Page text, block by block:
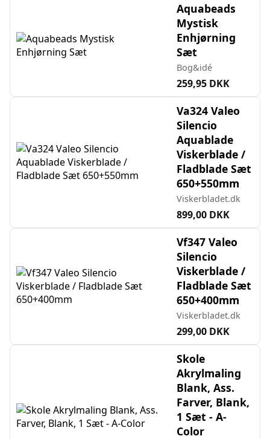
Aquabeads
Mystisk
Enhjørning
Sæt
Bog&idé
259,95 DKK
Va324 Valeo
Silencio
Aquablade
Viskerblade /
Fladblade Sæt
650+550mm
Viskerbladet.dk
899,00 DKK
Vf347 Valeo
Silencio
Viskerblade /
Fladblade Sæt
650+400mm
Viskerbladet.dk
299,00 DKK
Skole
Akrylmaling
Blank, Ass.
Farver, Blank,
1 Sæt - A-
Color